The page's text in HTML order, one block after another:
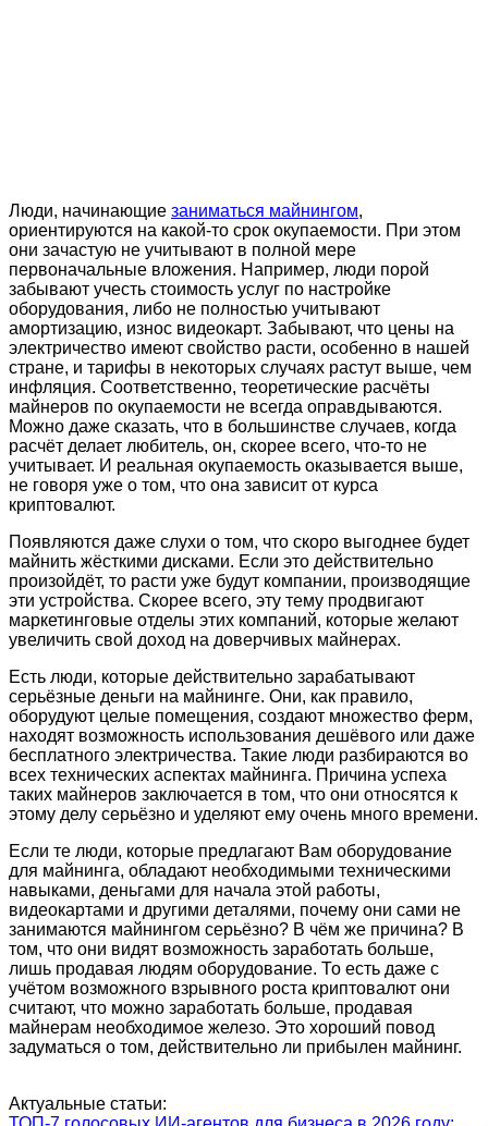
Люди, начинающие заниматься майнингом,
ориентируются на какой-то срок окупаемости. При этом
они зачастую не учитывают в полной мере
первоначальные вложения. Например, люди порой
забывают учесть стоимость услуг по настройке
оборудования, либо не полностью учитывают
амортизацию, износ видеокарт. Забывают, что цены на
электричество имеют свойство расти, особенно в нашей
стране, и тарифы в некоторых случаях растут выше, чем
инфляция. Соответственно, теоретические расчёты
майнеров по окупаемости не всегда оправдываются.
Можно даже сказать, что в большинстве случаев, когда
расчёт делает любитель, он, скорее всего, что-то не
учитывает. И реальная окупаемость оказывается выше,
не говоря уже о том, что она зависит от курса
криптовалют.
Появляются даже слухи о том, что скоро выгоднее будет
майнить жёсткими дисками. Если это действительно
произойдёт, то расти уже будут компании, производящие
эти устройства. Скорее всего, эту тему продвигают
маркетинговые отделы этих компаний, которые желают
увеличить свой доход на доверчивых майнерах.
Есть люди, которые действительно зарабатывают
серьёзные деньги на майнинге. Они, как правило,
оборудуют целые помещения, создают множество ферм,
находят возможность использования дешёвого или даже
бесплатного электричества. Такие люди разбираются во
всех технических аспектах майнинга. Причина успеха
таких майнеров заключается в том, что они относятся к
этому делу серьёзно и уделяют ему очень много времени.
Если те люди, которые предлагают Вам оборудование
для майнинга, обладают необходимыми техническими
навыками, деньгами для начала этой работы,
видеокартами и другими деталями, почему они сами не
занимаются майнингом серьёзно? В чём же причина? В
том, что они видят возможность заработать больше,
лишь продавая людям оборудование. То есть даже с
учётом возможного взрывного роста криптовалют они
считают, что можно заработать больше, продавая
майнерам необходимое железо. Это хороший повод
задуматься о том, действительно ли прибылен майнинг.
Актуальные статьи: